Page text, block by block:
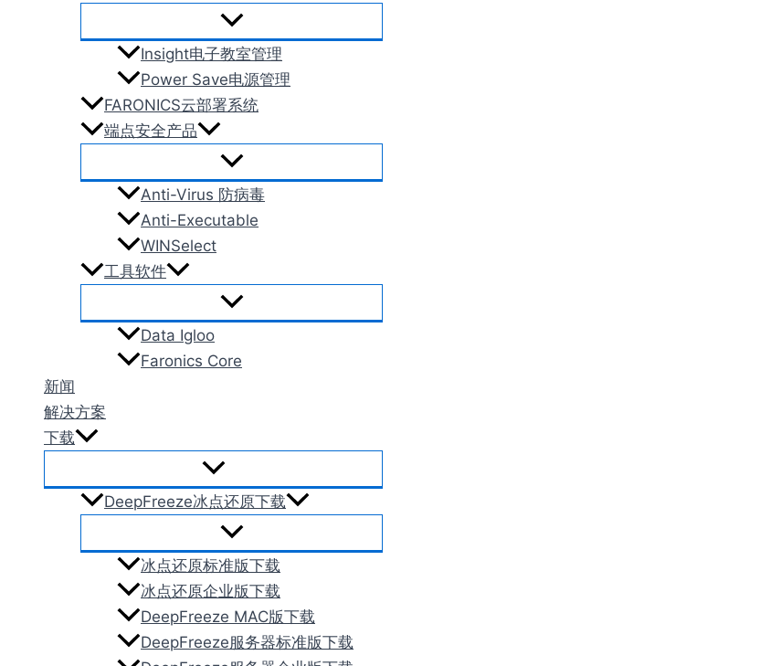
Insight电子教室管理
Power Save电源管理
FARONICS云部署系统
端点安全产品
Anti-Virus 防病毒
Anti-Executable
WINSelect
工具软件
Data Igloo
Faronics Core
新闻
解决方案
下载
DeepFreeze冰点还原下载
冰点还原标准版下载
冰点还原企业版下载
DeepFreeze MAC版下载
DeepFreeze服务器标准版下载